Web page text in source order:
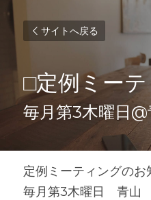
サイトへ戻る
□定例ミー
毎月第3木曜日
定例ミーティングのお
毎月第3木曜日　青山